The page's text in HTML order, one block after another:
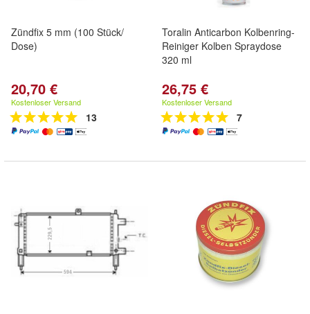
Zündfix 5 mm (100 Stück/
Dose)
20,70 €
Kostenloser Versand
13
Toralin Anticarbon Kolbenring-
Reiniger Kolben Spraydose
320 ml
26,75 €
Kostenloser Versand
7